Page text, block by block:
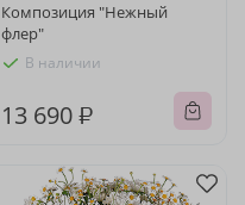
Композиция "Нежный
флер"
В наличии
13 690 ₽